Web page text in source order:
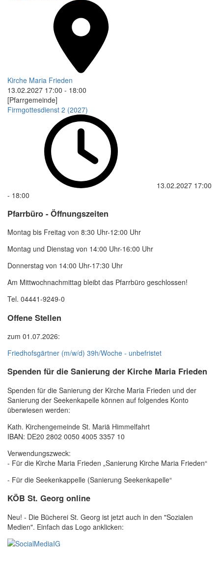
Kirche Maria Frieden
13.02.2027 17:00 - 18:00
[Pfarrgemeinde]
Firmgottesdienst 2 (2027)
13.02.2027 17:00
- 18:00
Pfarrbüro - Öffnungszeiten
Montag bis Freitag von 8:30 Uhr-12:00 Uhr
Montag und Dienstag von 14:00 Uhr-16:00 Uhr
Donnerstag von 14:00 Uhr-17:30 Uhr
Am Mittwochnachmittag bleibt das Pfarrbüro geschlossen!
Tel. 04441-9249-0
Offene Stellen
zum 01.07.2026:
Friedhofsgärtner (m/w/d) 39h/Woche - unbefristet
Spenden für die Sanierung der Kirche Maria Frieden
Spenden für die Sanierung der Kirche Maria Frieden und der
Sanierung der Seekenkapelle können auf folgendes Konto
überwiesen werden:
Kath. Kirchengemeinde St. Mariä Himmelfahrt
IBAN: DE20 2802 0050 4005 3357 10
Verwendungszweck:
- Für die Kirche Maria Frieden „Sanierung Kirche Maria Frieden“
- Für die Seekenkappelle (Sanierung Seekenkapelle“
KÖB St. Georg online
Neu! - Die Bücherei St. Georg ist jetzt auch in den "Sozialen
Medien". Einfach das Logo anklicken: